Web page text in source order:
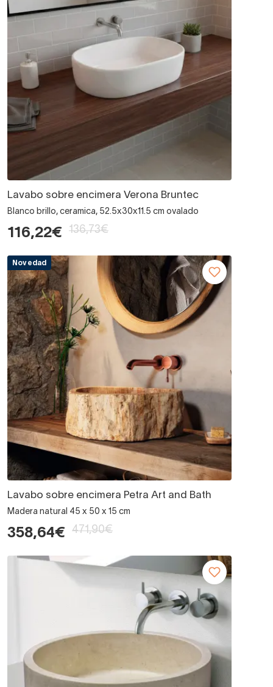
Lavabo sobre encimera Verona Bruntec
Blanco brillo, ceramica, 52.5x30x11.5 cm ovalado
116,22€ 136,73€
Novedad
Lavabo sobre encimera Petra Art and Bath
Madera natural 45 x 50 x 15 cm
358,64€ 471,90€